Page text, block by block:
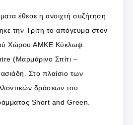
έθεσε η ανοιχτή συζήτηση
την Τρίτη το απόγευμα στον
Χώρου ΑΜΚΕ Κύκλωψ.
(Μαρμάρινο Σπίτι –
Στο πλαίσιο των
δράσεων του
Short and Green.